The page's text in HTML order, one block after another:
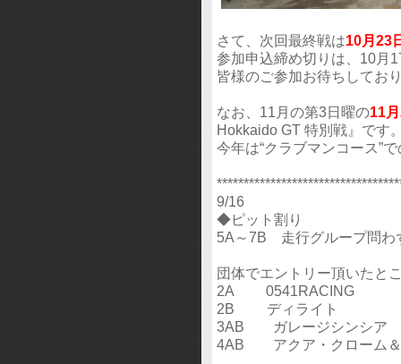
さて、次回最終戦は10月23
参加申込締め切りは、10月
皆様のご参加お待ちしてお
なお、11月の第3日曜の11
Hokkaido GT 特別戦』です
今年は“クラブマンコース”
9/16
◆ピット割り
5A～7B 走行グループ問わ
団体でエントリー頂いたと
2A 0541RACING
2B ディライト
3AB ガレージシンシア
4AB アクア・クローム